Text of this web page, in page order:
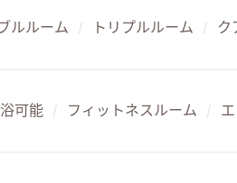
ルルーム / トリプルルーム / ク
可能 / フィットネスルーム /